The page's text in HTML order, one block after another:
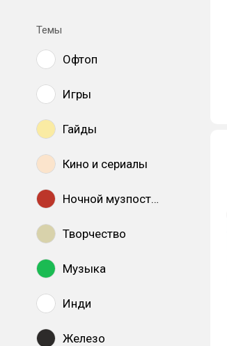
Темы
Офтоп
Игры
Гайды
Кино и сериалы
Ночной музпостинг
Творчество
Музыка
Инди
Железо